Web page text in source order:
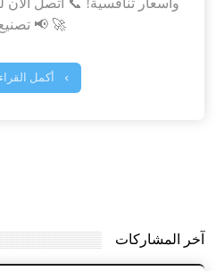
وأسعار تنافسية! 📞 اتصل
🚀 📢
أكمل
آخر المشاركات